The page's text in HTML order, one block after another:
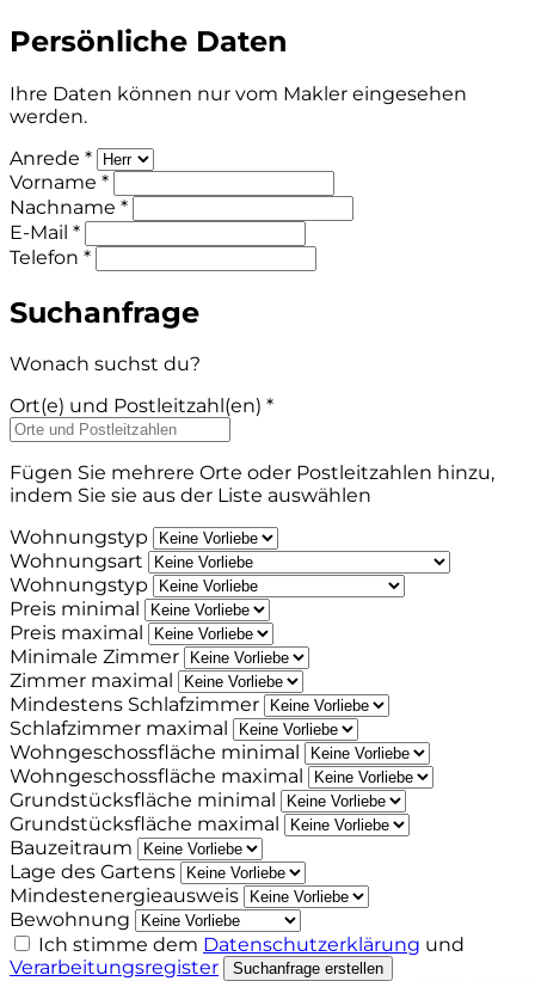
Persönliche Daten
Ihre Daten können nur vom Makler eingesehen
werden.
Anrede *
Vorname *
Nachname *
E-Mail *
Telefon *
Suchanfrage
Wonach suchst du?
Ort(e) und Postleitzahl(en) *
Fügen Sie mehrere Orte oder Postleitzahlen hinzu,
indem Sie sie aus der Liste auswählen
Wohnungstyp
Wohnungsart
Wohnungstyp
Preis minimal
Preis maximal
Minimale Zimmer
Zimmer maximal
Mindestens Schlafzimmer
Schlafzimmer maximal
Wohngeschossfläche minimal
Wohngeschossfläche maximal
Grundstücksfläche minimal
Grundstücksfläche maximal
Bauzeitraum
Lage des Gartens
Mindestenergieausweis
Bewohnung
Ich stimme dem Datenschutzerklärung und
Verarbeitungsregister
Suchanfrage erstellen